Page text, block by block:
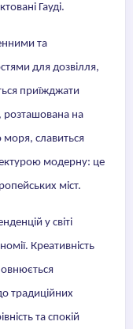
Гауді.
та
для дозвілля,
приїжджати
розташована на
славиться
модерну: це
міст.
у світі
Креативність
традиційних
та спокій